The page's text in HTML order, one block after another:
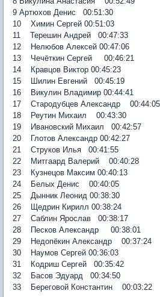
9 Артюхов Денис 00:51:30
10 Химин Сергей 00:51:03
11 Терешин Андрей 00:47:33
12 Нелюбов Алексей 00:47:06
13 Чечёткин Сергей 00:46:21
14 Кравцов Виктор 00:45:23
15 Шилин Евгений 00:45:19
16 Викулин Владимир 00:44:41
17 Стародубцев Александр 00:44:05
18 Реутин Михаил 00:43:30
19 Ивановский Михаил 00:42:57
20 Глотов Александр 00:42:27
21 Струков Илья 00:41:55
22 Митгаард Валерий 00:40:28
23 Кузнецов Максим 00:40:13
24 Белых Денис 00:40:05
25 Дынник Леонид 00:38:30
26 Щедрин Кирилл 00:38:24
27 Саблин Ярослав 00:38:17
28 Песков Александр 00:38:01
29 Недопёкин Александр 00:37:24
30 Наумов Сергей 00:36:03
31 Кодриш Сергей 00:35:42
32 Басов Эдуард 00:34:50
33 Береговой Константин 00:03:22